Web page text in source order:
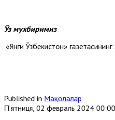
Ўз мухбиримиз
«Янги Ўзбекистон»
Published in Мақолалар
П'ятниця, 02 февраль 2024 00:00